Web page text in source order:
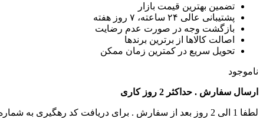
تضمین بهترین قیمت بازار
پشتیبانی عالی ۲۴ ساعته، ۷ روز هفته
بازگشت وجه در صورت عدم رضایت
اصالت کالاها از برترین برندها
تحویل سریع در کمترین زمان ممکن
ناموجود
ارسال سفارش . حداکثر 2 روز کاری
لطفا 1 الی 2 روز بعد از سفارش . برای دریافت کد رهگیری به شماره تماس های سایت زنگ بزنید .